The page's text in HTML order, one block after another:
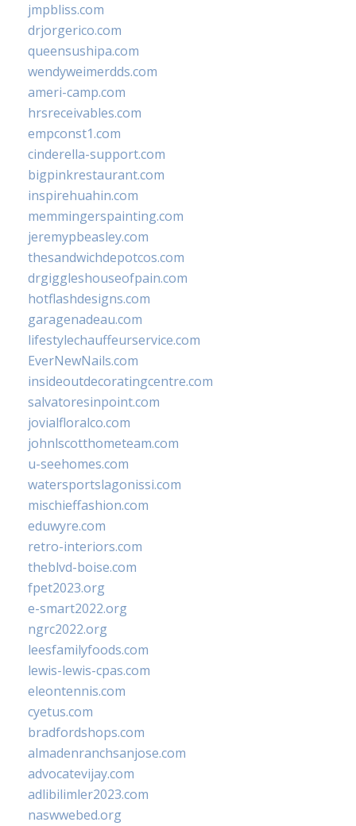
jmpbliss.com
drjorgerico.com
queensushipa.com
wendyweimerdds.com
ameri-camp.com
hrsreceivables.com
empconst1.com
cinderella-support.com
bigpinkrestaurant.com
inspirehuahin.com
memmingerspainting.com
jeremypbeasley.com
thesandwichdepotcos.com
drgiggleshouseofpain.com
hotflashdesigns.com
garagenadeau.com
lifestylechauffeurservice.com
EverNewNails.com
insideoutdecoratingcentre.com
salvatoresinpoint.com
jovialfloralco.com
johnlscotthometeam.com
u-seehomes.com
watersportslagonissi.com
mischieffashion.com
eduwyre.com
retro-interiors.com
theblvd-boise.com
fpet2023.org
e-smart2022.org
ngrc2022.org
leesfamilyfoods.com
lewis-lewis-cpas.com
eleontennis.com
cyetus.com
bradfordshops.com
almadenranchsanjose.com
advocatevijay.com
adlibilimler2023.com
naswwebed.org